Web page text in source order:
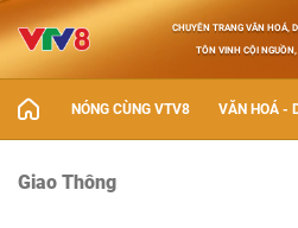
CHUYÊN TRANG VĂN HOÁ,
TÔN VINH CỘI
NÓNG CÙNG VTV8 VĂN HOÁ -
Giao Thông